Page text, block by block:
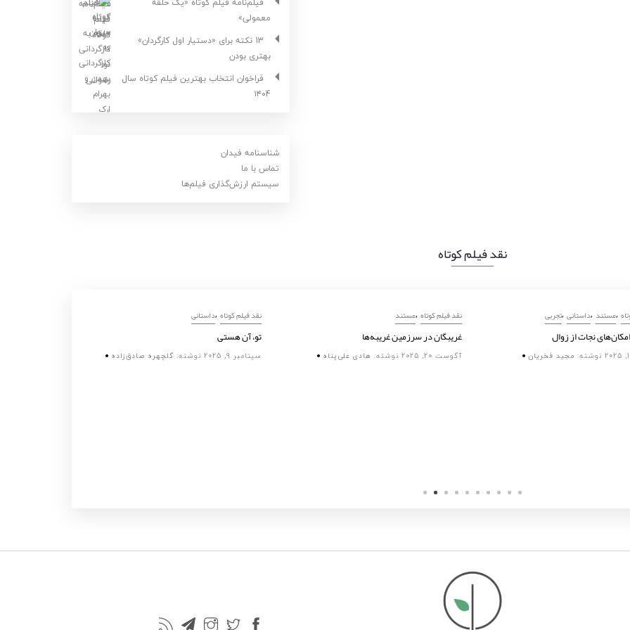
معمولی»
13 نکته برای «دستیار اول کارگردان»
بهتری بودن
فراخوان انتخاب بهترین فیلم کوتاه سال
۱۴۰4
شناسنامه فیدان
تماس با ما
سیستم ارزش‌گذاری فیلم‌ها
نقد فیلم کوتاه
داستانی, نقد فیلم کوتاه
تو، آن هستی
نوشته: گلچهره صادق‌زاده سپتامبر 9, 2025
مستند, نقد فیلم کوتاه
غریبگان در سرزمین غریبه‌ها
نوشته: هادی علی‌پناه آگوست 20, 2025
تجربی, داستانی, مستند,
نجات از زوال
نوشته: مجید فخریان